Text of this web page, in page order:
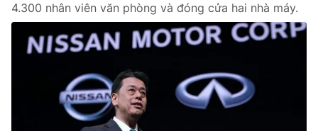
4.300 nhân viên văn phòng và đóng cửa hai nhà máy.